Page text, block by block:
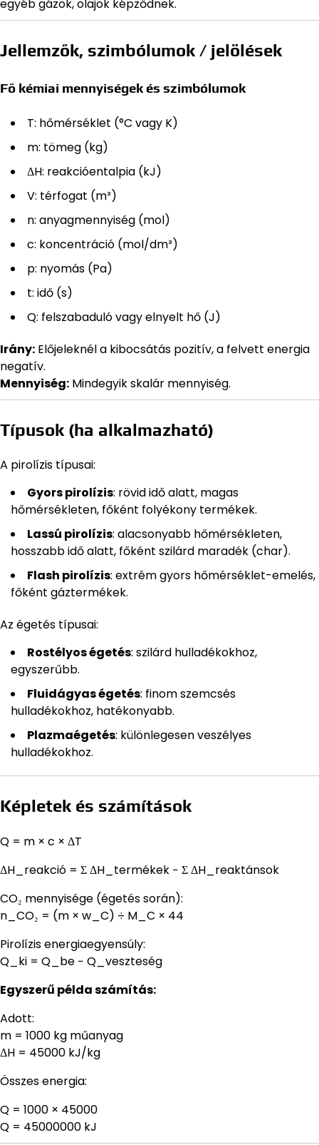
egyéb gázok, olajok képződnek.
Jellemzők, szimbólumok / jelölések
Fő kémiai mennyiségek és szimbólumok
T: hőmérséklet (°C vagy K)
m: tömeg (kg)
ΔH: reakcióentalpia (kJ)
V: térfogat (m³)
n: anyagmennyiség (mol)
c: koncentráció (mol/dm³)
p: nyomás (Pa)
t: idő (s)
Q: felszabaduló vagy elnyelt hő (J)
Irány: Előjeleknél a kibocsátás pozitív, a felvett energia
negatív.
Mennyiség: Mindegyik skalár mennyiség.
Típusok (ha alkalmazható)
A pirolízis típusai:
Gyors pirolízis: rövid idő alatt, magas
hőmérsékleten, főként folyékony termékek.
Lassú pirolízis: alacsonyabb hőmérsékleten,
hosszabb idő alatt, főként szilárd maradék (char).
Flash pirolízis: extrém gyors hőmérséklet-emelés,
főként gáztermékek.
Az égetés típusai:
Rostélyos égetés: szilárd hulladékokhoz,
egyszerűbb.
Fluidágyas égetés: finom szemcsés
hulladékokhoz, hatékonyabb.
Plazmaégetés: különlegesen veszélyes
hulladékokhoz.
Képletek és számítások
Q = m × c × ΔT
ΔH_reakció = Σ ΔH_termékek − Σ ΔH_reaktánsok
CO₂ mennyisége (égetés során):
n_CO₂ = (m × w_C) ÷ M_C × 44
Pirolízis energiaegyensúly:
Q_ki = Q_be − Q_veszteség
Egyszerű példa számítás:
Adott:
m = 1000 kg műanyag
ΔH = 45000 kJ/kg
Összes energia:
Q = 1000 × 45000
Q = 45000000 kJ